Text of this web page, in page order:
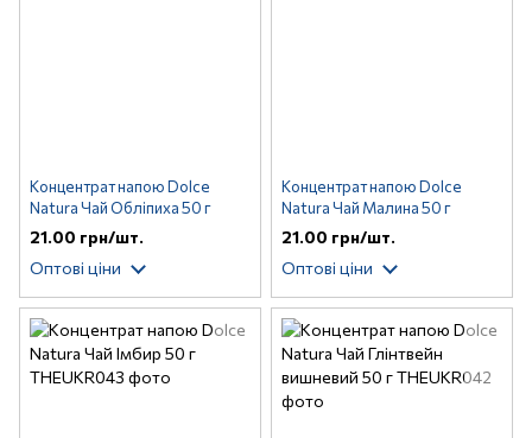
Концентрат напою Dolce
Natura Чай Обліпиха 50 г
21.00 грн/шт.
Оптові ціни
Концентрат напою Dolce
Natura Чай Малина 50 г
21.00 грн/шт.
Оптові ціни